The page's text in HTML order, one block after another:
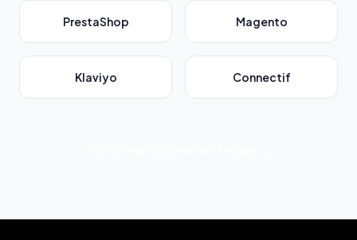
PrestaShop Magento
Klaviyo Connectif